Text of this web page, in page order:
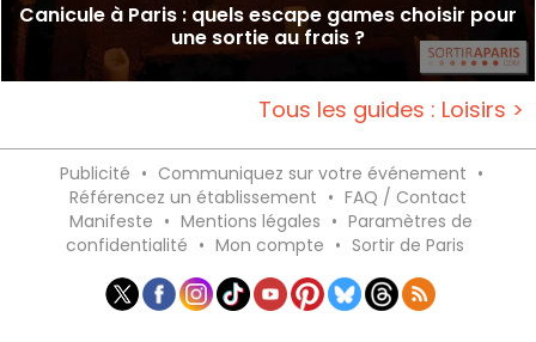
Canicule à Paris : quels escape games choisir pour
une sortie au frais ?
Tous les guides : Loisirs >
Publicité • Communiquez sur votre événement •
Référencez un établissement • FAQ / Contact
Manifeste • Mentions légales • Paramètres de
confidentialité • Mon compte • Sortir de Paris